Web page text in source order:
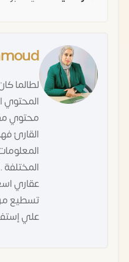
لطالما
المحتوي
محتوي
القارئ
عقاري
تسطيع
علي